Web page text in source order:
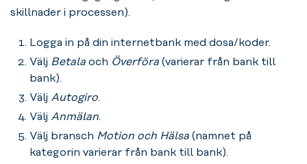
skillnader i processen).
Logga in på din internetbank med dosa/koder.
Välj Betala och Överföra (varierar från bank till
bank).
Välj Autogiro.
Välj Anmälan.
Välj bransch Motion och Hälsa (namnet på
kategorin varierar från bank till bank).